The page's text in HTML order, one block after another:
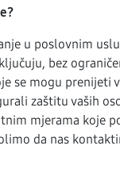
u poslovnim
bez
se mogu prenijeti
zaštitu vaših
mjerama koje
da nas